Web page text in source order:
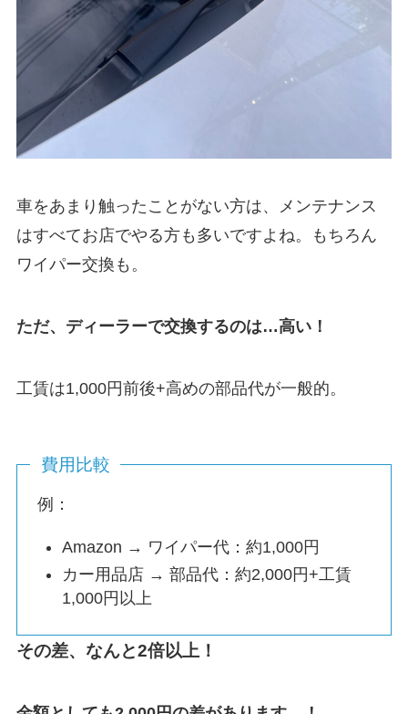
車をあまり触ったことがない方は、メンテナンス
はすべてお店でやる方も多いですよね。もちろん
ワイパー交換も。
ただ、ディーラーで交換するのは…高い！
工賃は1,000円前後+高めの部品代が一般的。
費用比較
例：
Amazon → ワイパー代：約1,000円
カー用品店 → 部品代：約2,000円+工賃
1,000円以上
その差、なんと2倍以上！